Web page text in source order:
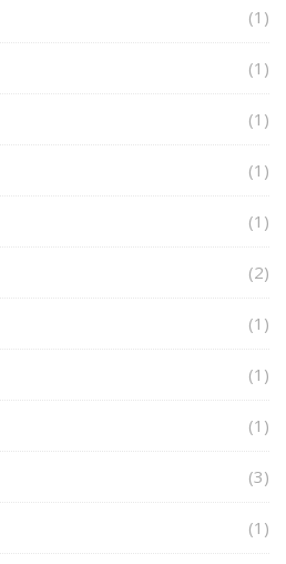
(1)
(1)
(1)
(1)
(1)
(2)
(1)
(1)
(1)
(3)
(1)